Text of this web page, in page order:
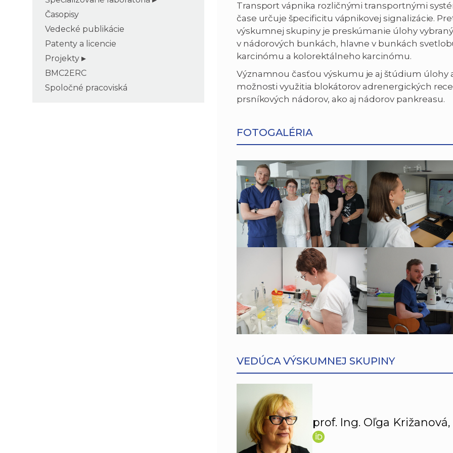
Časopisy
Vedecké publikácie
Patenty a licencie
Projekty
BMC2ERC
Spoločné pracoviská
Transport vápnika rozličnými transportnými
čase určuje špecificitu vápnikovej signalizácie.
výskumnej skupiny je preskúmanie úlohy
v nádorových bunkách, hlavne v bunkách
karcinómu a kolorektálneho karcinómu.
Významnou časťou výskumu je aj štúdium
možnosti využitia blokátorov adrenergických
prsníkových nádorov, ako aj nádorov pankreasu.
FOTOGALÉRIA
VEDÚCA VÝSKUMNEJ SKUPINY
prof. Ing. Oľga Križanová,